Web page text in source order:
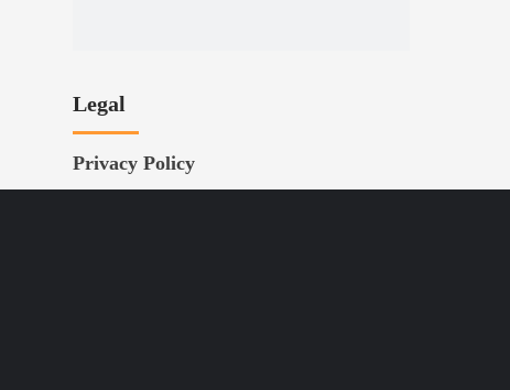
Legal
Privacy Policy